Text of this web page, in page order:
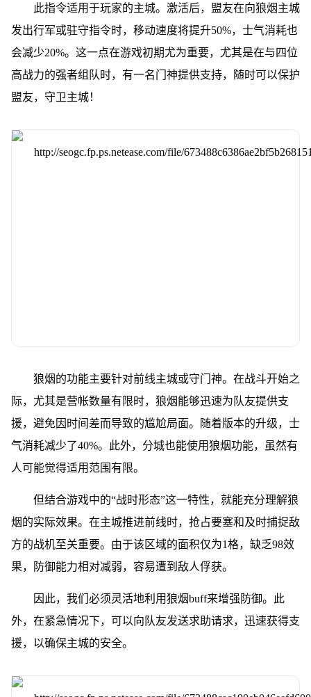
此指令适用于玩家的主城。激活后，盟友在向狼烟主城
发出行军或驻守指令时，移动速度将提升50%，士气消耗也
会减少20%。这一点在游戏初期尤为重要，尤其是在与四位
高战力的强者组队时，有一名门神提供支持，随时可以保护
盟友，守卫主城！
狼烟的功能主要针对前线主城或守门神。 在战斗开始之
际，尤其是营帐数量有限时，狼烟能够迅速为队友提供支
援，避免因时间差而导致的尴尬局面。
随着版本的升级，士
气消耗减少了40%。
此外，分城也能使用狼烟功能，虽然有
人可能觉得适用范围有限。
但结合游戏中的“战时形态”这一特性，就能充分理解狼
烟的实际效果。在主城推进前线时，抢占要塞和及时捕捉敌
方的战机至关重要。由于该区域的面积仅为1格，缺乏98效
果，防御能力相对减弱，容易遭到敌人俘获。
因此，我们必须灵活地利用狼烟buff来增强防御。此
外，在紧急情况下，可以向队友发送求助请求，迅速获得支
援，以确保主城的安全。